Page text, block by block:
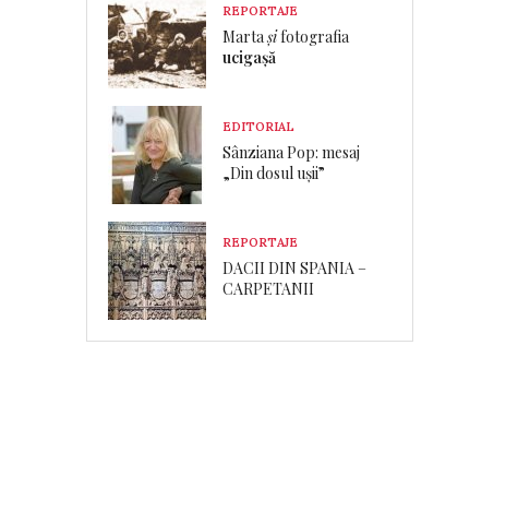
REPORTAJE
Martașifotografia
ucigașă
EDITORIAL
Sânziana Pop: mesaj
„Din dosul ușii”
REPORTAJE
DACII DIN SPANIA –
CARPETANII